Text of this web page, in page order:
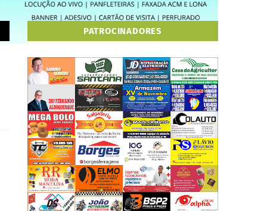
PATROCINADORES